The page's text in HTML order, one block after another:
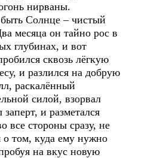
нирваны.
Солнце – чистый
месяца он тайно рос в
глубинах, и вот
сквозь лёгкую
и разлился на добрую
раскалённый
силой, взорвал
и разметался
все стороны сразу, не
о том, куда ему нужно
на вкус новую